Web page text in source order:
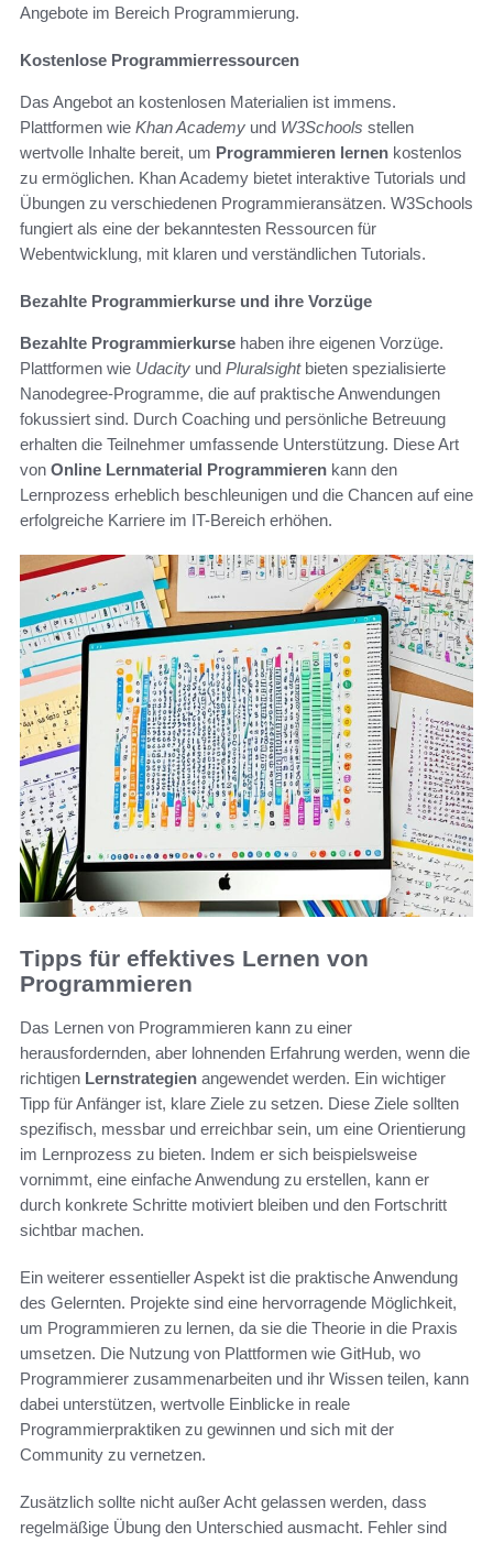
Angebote im Bereich Programmierung.
Kostenlose Programmierressourcen
Das Angebot an kostenlosen Materialien ist immens.
Plattformen wie Khan Academy und W3Schools stellen
wertvolle Inhalte bereit, um Programmieren lernen kostenlos
zu ermöglichen. Khan Academy bietet interaktive Tutorials und
Übungen zu verschiedenen Programmieransätzen. W3Schools
fungiert als eine der bekanntesten Ressourcen für
Webentwicklung, mit klaren und verständlichen Tutorials.
Bezahlte Programmierkurse und ihre Vorzüge
Bezahlte Programmierkurse haben ihre eigenen Vorzüge.
Plattformen wie Udacity und Pluralsightbieten spezialisierte
Nanodegree-Programme, die auf praktische Anwendungen
fokussiert sind. Durch Coaching und persönliche Betreuung
erhalten die Teilnehmer umfassende Unterstützung. Diese Art
von Online Lernmaterial Programmieren kann den
Lernprozess erheblich beschleunigen und die Chancen auf eine
erfolgreiche Karriere im IT-Bereich erhöhen.
Tipps für effektives Lernen von
Programmieren
Das Lernen von Programmieren kann zu einer
herausfordernden, aber lohnenden Erfahrung werden, wenn die
richtigen Lernstrategien angewendet werden. Ein wichtiger
Tipp für Anfänger ist, klare Ziele zu setzen. Diese Ziele sollten
spezifisch, messbar und erreichbar sein, um eine Orientierung
im Lernprozess zu bieten. Indem er sich beispielsweise
vornimmt, eine einfache Anwendung zu erstellen, kann er
durch konkrete Schritte motiviert bleiben und den Fortschritt
sichtbar machen.
Ein weiterer essentieller Aspekt ist die praktische Anwendung
des Gelernten. Projekte sind eine hervorragende Möglichkeit,
um Programmieren zu lernen, da sie die Theorie in die Praxis
umsetzen. Die Nutzung von Plattformen wie GitHub, wo
Programmierer zusammenarbeiten und ihr Wissen teilen, kann
dabei unterstützen, wertvolle Einblicke in reale
Programmierpraktiken zu gewinnen und sich mit der
Community zu vernetzen.
Zusätzlich sollte nicht außer Acht gelassen werden, dass
regelmäßige Übung den Unterschied ausmacht. Fehler sind